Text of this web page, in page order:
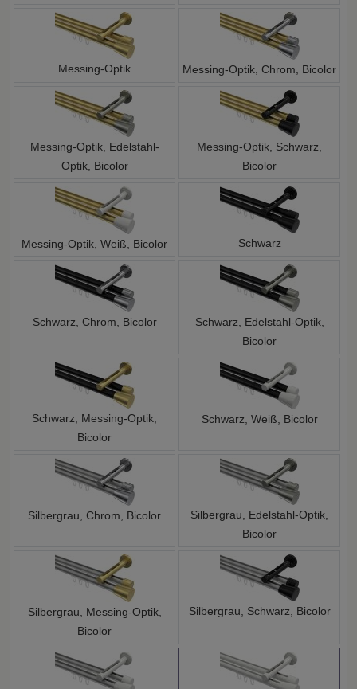
Messing-Optik Messing-Optik, Chrom, Bicolor
Messing-Optik, Edelstahl-
Optik, Bicolor
Messing-Optik, Schwarz,
Bicolor
Messing-Optik, Weiß, Bicolor Schwarz
Schwarz, Chrom, Bicolor
Schwarz, Edelstahl-Optik,
Bicolor
Schwarz, Messing-Optik,
Bicolor
Schwarz, Weiß, Bicolor
Silbergrau, Chrom, Bicolor
Silbergrau, Edelstahl-Optik,
Bicolor
Silbergrau, Messing-Optik,
Bicolor
Silbergrau, Schwarz, Bicolor